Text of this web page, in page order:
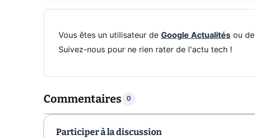
Vous êtes un utilisateur de Google Actualitésou de
Suivez-nous pour ne rien rater de l'actu tech !
Commentaires 0
Participer à la discussion